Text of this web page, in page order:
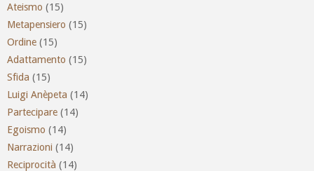
Ateismo (15)
Metapensiero (15)
Ordine (15)
Adattamento (15)
Sfida (15)
Luigi Anèpeta (14)
Partecipare (14)
Egoismo (14)
Narrazioni (14)
Reciprocità (14)